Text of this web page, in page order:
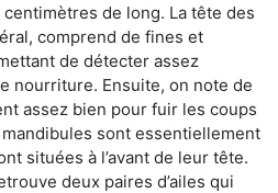
de long. La tête des
comprend de fines et
de détecter assez
nourriture. Ensuite, on note de
assez bien pour fuir les coups
sont essentiellement
situées à l’avant de leur tête.
deux paires d’ailes qui